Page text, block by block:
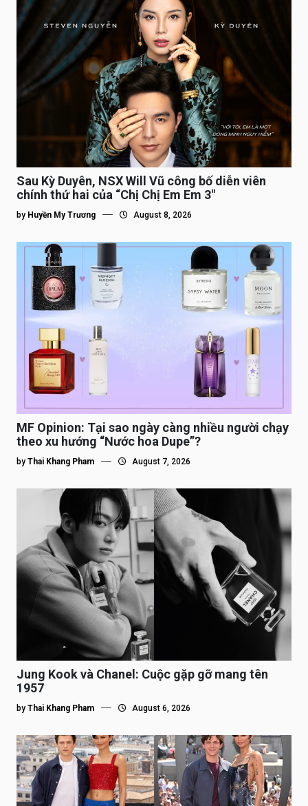
Sau Kỳ Duyên, NSX Will Vũ công bố diễn viên
chính thứ hai của “Chị Chị Em Em 3″
by Huyền My Trương August 8, 2026
MF Opinion: Tại sao ngày càng nhiều người chạy
theo xu hướng “Nước hoa Dupe”?
by Thai Khang Pham August 7, 2026
Jung Kook và Chanel: Cuộc gặp gỡ mang tên
1957
by Thai Khang Pham August 6, 2026